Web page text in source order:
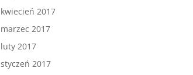
kwiecień 2017
marzec 2017
luty 2017
styczeń 2017